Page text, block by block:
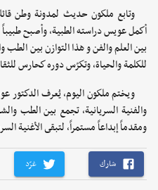
وتابع ملكون حديث لمدونة وطن
أكمل عويس دراسته الطبية، وأصبح
بين العلم والفن و هذا التوازن بين
للكلمة والحياة، وتكرّس دوره كحارس
ويختم ملكون اليوم، يُعرف الدكتور
والفنية السريانية، تجمع بين الطب
ومقدماً إبداعاً مستمراً، لتبقى الأغنية
شارك غرّد